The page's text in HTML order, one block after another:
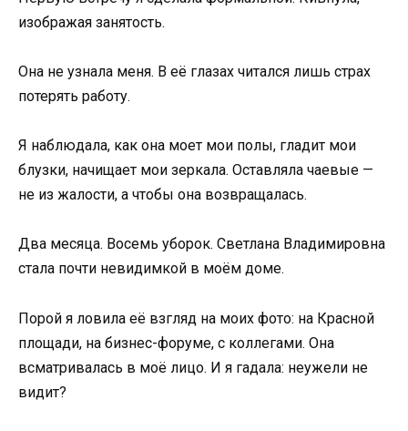
изображая занятость.
Она не узнала меня. В её глазах читался лишь страх
потерять работу.
Я наблюдала, как она моет мои полы, гладит мои
блузки, начищает мои зеркала. Оставляла чаевые —
не из жалости, а чтобы она возвращалась.
Два месяца. Восемь уборок. Светлана Владимировна
стала почти невидимкой в моём доме.
Порой я ловила её взгляд на моих фото: на Красной
площади, на бизнес-форуме, с коллегами. Она
всматривалась в моё лицо. И я гадала: неужели не
видит?